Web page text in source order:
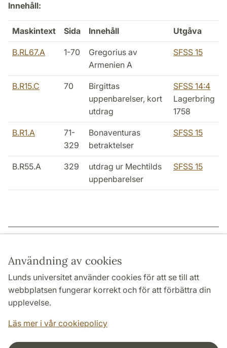
Användning av cookies
Lunds universitet använder cookies för att se till att
webbplatsen fungerar korrekt och för att förbättra din
upplevelse.
Läs mer i vår cookiepolicy
Innehåll:
Maskintext Sida Innehåll Utgåva
B.RL67.A 1-70
Gregorius av
Armenien A
SFSS 15
B.R15.C 70
Birgittas
uppenbarelser, kort
utdrag
SFSS 14:4
Lagerbring
1758
B.R1.A
71-
329
Bonaventuras
betraktelser
SFSS 15
B.R55.A 329
utdrag ur Mechtilds
uppenbarelser
SFSS 15
HUMANISTISKA OCH TEOLOGISKA FAKULTETERNA
INSTITUTIONER